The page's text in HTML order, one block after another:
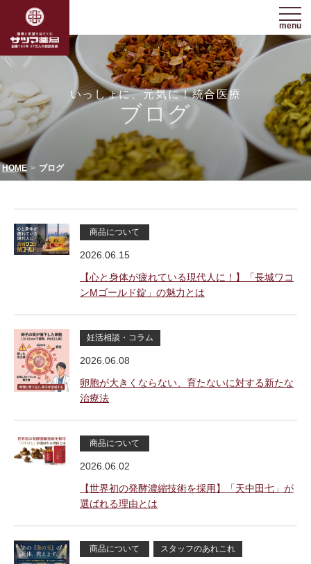
menu
いっしょに、元気に！統合医療
ブログ
HOME ブログ
商品について
2026.06.15
【心と身体が疲れている現代人に！】「長城ワコ
ンMゴールド錠」の魅力とは
妊活相談・コラム
2026.06.08
卵胞が大きくならない、育たないに対する新たな
治療法
商品について
2026.06.02
【世界初の発酵濃縮技術を採用】「天中田七」が
選ばれる理由とは
商品について スタッフのあれこれ